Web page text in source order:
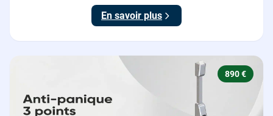
des deux points de verrouillage.
En savoir plus
890 €